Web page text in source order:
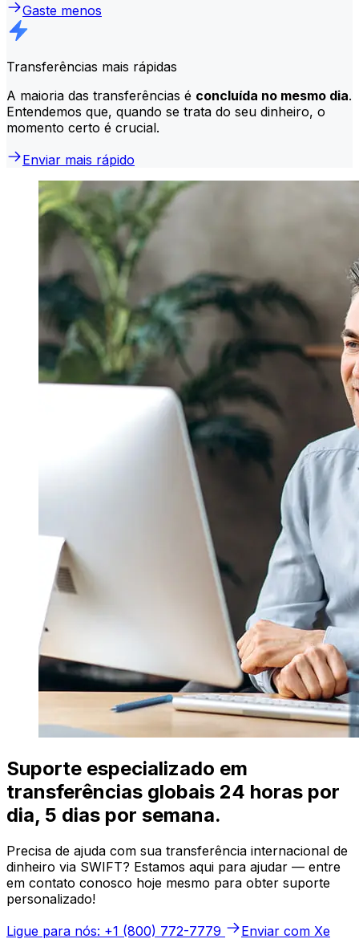
Gaste menos
Transferências mais rápidas
A maioria das transferências é concluída no mesmo dia.
Entendemos que, quando se trata do seu dinheiro, o
momento certo é crucial.
Enviar mais rápido
Suporte especializado em
transferências globais 24 horas por
dia, 5 dias por semana.
Precisa de ajuda com sua transferência internacional de
dinheiro via SWIFT? Estamos aqui para ajudar — entre
em contato conosco hoje mesmo para obter suporte
personalizado!
Ligue para nós: +1 (800) 772-7779
Enviar com Xe